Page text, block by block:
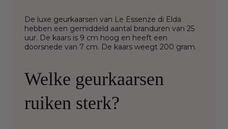
De luxe geurkaarsen van Le Essenze di Elda
hebben een gemiddeld aantal branduren van 25
uur. De kaars is 9 cm hoog en heeft een
doorsnede van 7 cm. De kaars weegt 200 gram.
Welke geurkaarsen
ruiken sterk?